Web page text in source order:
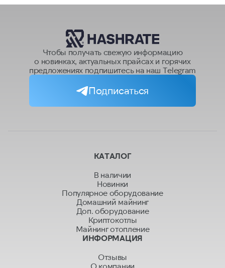
Чтобы получать свежую информацию
о новинках, актуальных прайсах и горячих
предложениях подпишитесь на наш Telegram
Подписаться
КАТАЛОГ
В наличии
Новинки
Популярное оборудование
Домашний майнинг
Доп. оборудование
Криптокотлы
Майнинг отопление
ИНФОРМАЦИЯ
Отзывы
О компании